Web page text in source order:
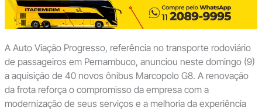
A Auto Viação Progresso, referência no transporte rodoviário
de passageiros em Pernambuco, anunciou neste domingo (9)
a aquisição de 40 novos ônibus Marcopolo G8. A renovação
da frota reforça o compromisso da empresa com a
modernização de seus serviços e a melhoria da experiência